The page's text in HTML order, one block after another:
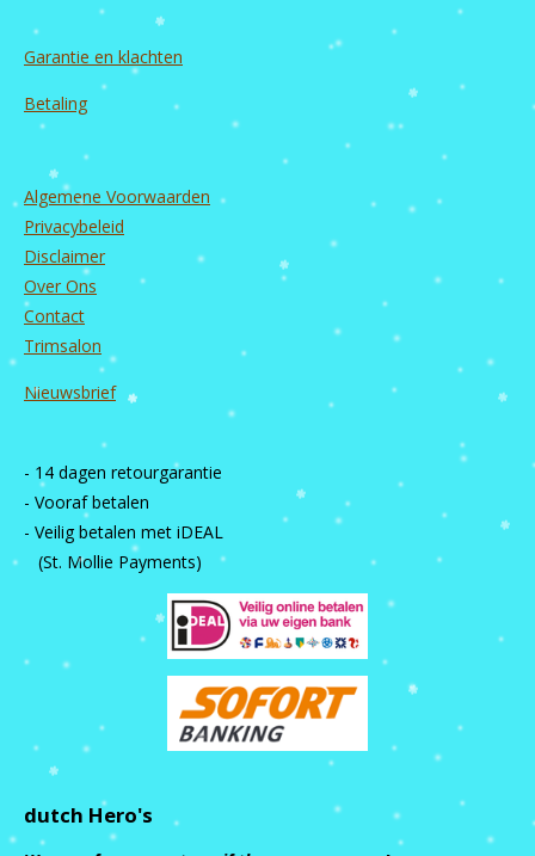
Garantie en klachten
Betaling
Algemene Voorwaarden
Privacybeleid
Disclaimer
Over Ons
Contact
Trimsalon
Nieuwsbrief
- 14 dagen retourgarantie
- Vooraf betalen
- Veilig betalen met iDEAL
(St. Mollie Payments)
dutch Hero's